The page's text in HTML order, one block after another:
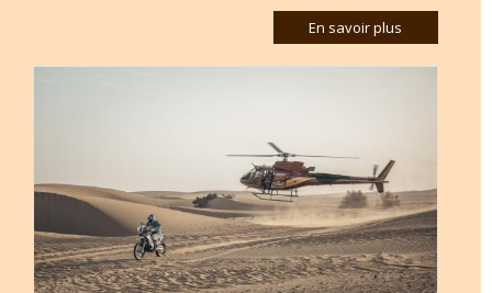
En savoir plus